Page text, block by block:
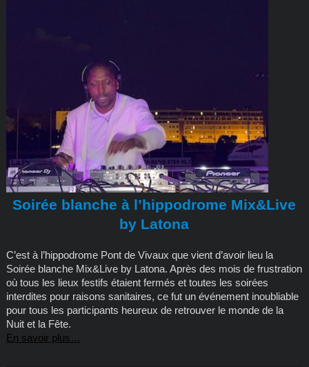
Soirée blanche à l’hippodrome Mix&Live
by Latona
C’est à l’hippodrome Pont de Vivaux que vient d’avoir lieu la
Soirée blanche Mix&Live by Latona. Après des mois de frustration
où tous les lieux festifs étaient fermés et toutes les soirées
interdites pour raisons sanitaires, ce fut un événement inoubliable
pour tous les participants heureux de retrouver le monde de la
Nuit et la Fête.
En savoir plus…